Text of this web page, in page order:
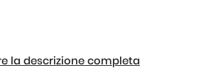
la descrizione completa